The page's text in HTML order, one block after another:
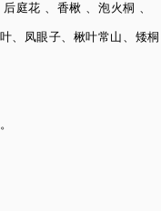
庭花 、香楸 、泡火桐 、
、凤眼子、楸叶常山、矮桐